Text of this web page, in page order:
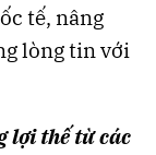
tế, nâng
lòng tin với
lợi thế từ các